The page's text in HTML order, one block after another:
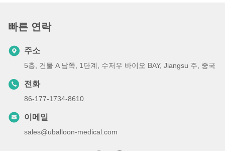
빠른 연락
주소
5층, 건물 A 남쪽, 1단계, 수저우 바이오 BAY, Jiangsu 주, 중국
전화
86-177-1734-8610
이메일
sales@uballoon-medical.com